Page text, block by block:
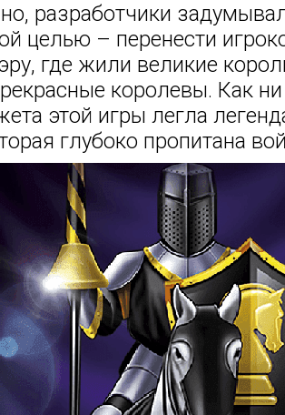
разработчики
целью – перенести
где жили великие
королевы. Как ни
этой игры легла
глубоко пропитана